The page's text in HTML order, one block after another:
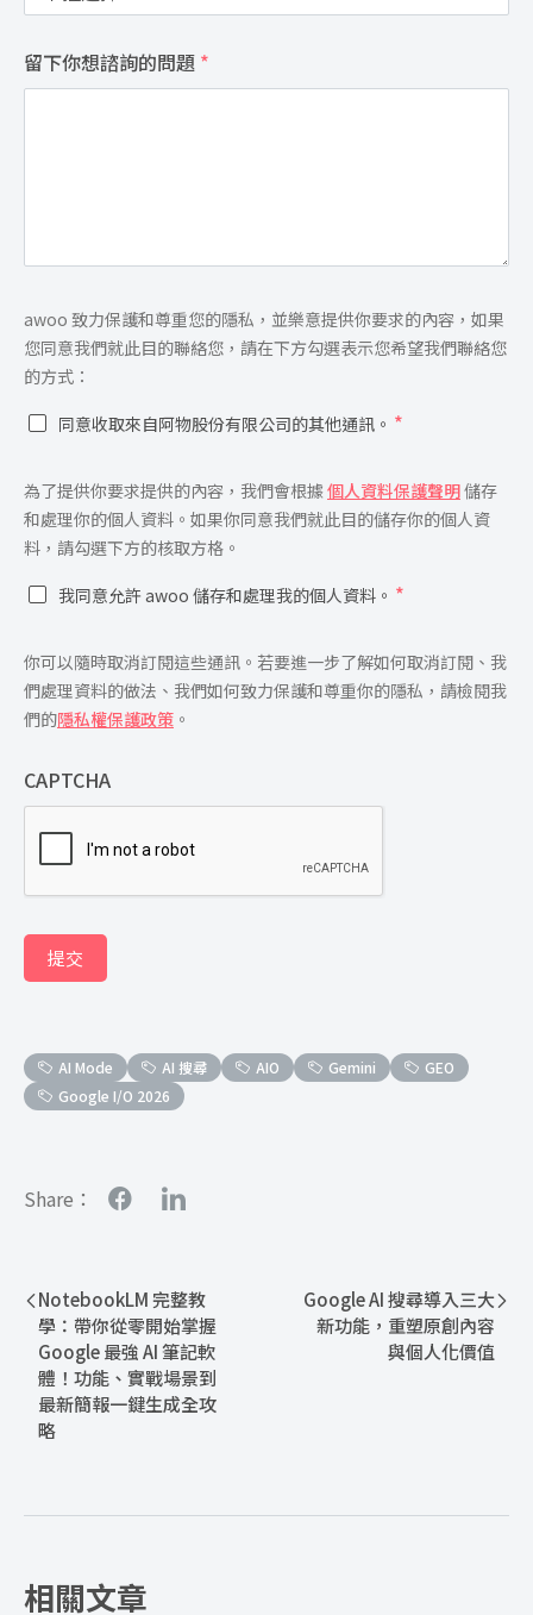
留下你想諮詢的問題 *
同
意
*
awoo 致力保護和尊重您的隱私，並樂意提供你要求的內容，如果
您同意我們就此目的聯絡您，請在下方勾選表示您希望我們聯絡您
的方式：
同意收取來自阿物股份有限公司的其他通訊。 *
同
意
*
為了提供你要求提供的內容，我們會根據個人資料保護聲明儲存
和處理你的個人資料。如果你同意我們就此目的儲存你的個人資
料，請勾選下方的核取方格。
我同意允許 awoo 儲存和處理我的個人資料。 *
你可以隨時取消訂閱這些通訊。若要進一步了解如何取消訂閱、我
們處理資料的做法、我們如何致力保護和尊重你的隱私，請檢閱我
們的隱私權保護政策 。
CAPTCHA
提交
AI Mode AI 搜尋 AIO Gemini
GEO
Google I/O 2026
Share：
NotebookLM 完整教
學：帶你從零開始掌握
Google 最強 AI 筆記軟
體！功能、實戰場景到
最新簡報一鍵生成全攻
略
Google AI 搜尋導入三大
新功能，重塑原創內容
與個人化價值
相關文章